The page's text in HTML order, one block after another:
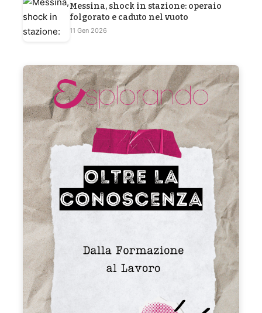
Messina, shock in stazione: operaio
folgorato e caduto nel vuoto
11 Gen 2026